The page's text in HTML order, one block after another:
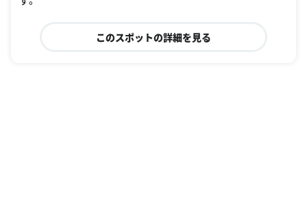
このスポットの詳細を見る